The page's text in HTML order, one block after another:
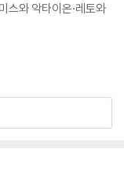
스와 악타이온·레토와
스·아폴론과 히아킨토